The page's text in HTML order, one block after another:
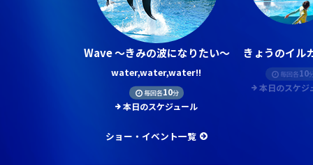
Wave ～きみの波になりたい～
water,water,water!!
毎回各10分
本日のスケジュール
きょうのイル
毎回各10
本日のスケジ
ショー・イベント一覧